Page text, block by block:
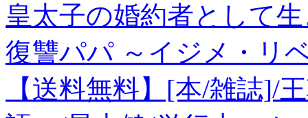
皇太子の婚約者として
復讐パパ ～イジメ・リ
【送料無料】[本/雑誌]/